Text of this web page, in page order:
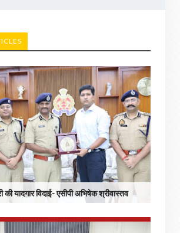
की यादगार विदाई- एसीपी अभिषेक श्रीवास्तव